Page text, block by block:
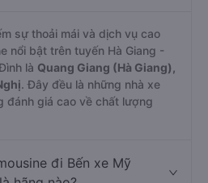
sự thoải mái và dịch vụ cao
nổi bật trên tuyến Hà Giang -
là Quang Giang (Hà Giang),
. Đây đều là những nhà xe
đánh giá cao về chất lượng
đi Bến xe Mỹ